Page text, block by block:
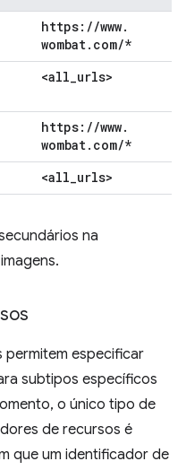
https: //www.
wombat. com/*
<all_urls>
https: //www.
wombat. com/*
<all_urls>
na
especificar
subtipos específicos
o único tipo de
de recursos é
que um identificador de